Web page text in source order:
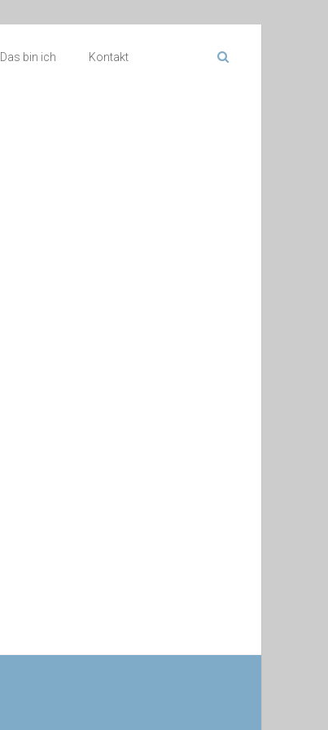
Das bin ich Kontakt